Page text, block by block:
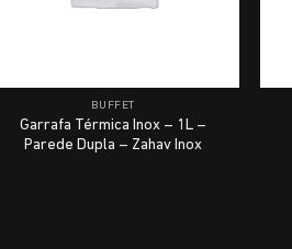
BUFFET
Garrafa Térmica Inox – 1L –
Parede Dupla – Zahav Inox